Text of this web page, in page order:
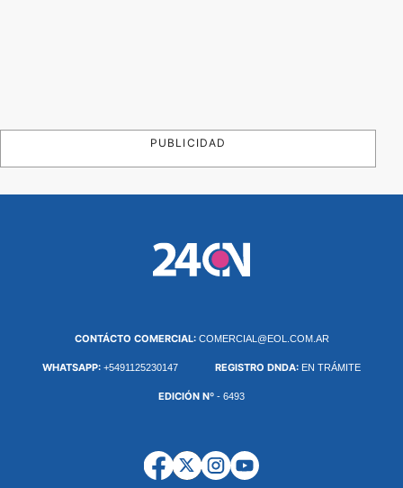
PUBLICIDAD
CONTÁCTO COMERCIAL: COMERCIAL@EOL.COM.AR
WHATSAPP: +5491125230147 REGISTRO DNDA: EN TRÁMITE
EDICIÓN Nº - 6493